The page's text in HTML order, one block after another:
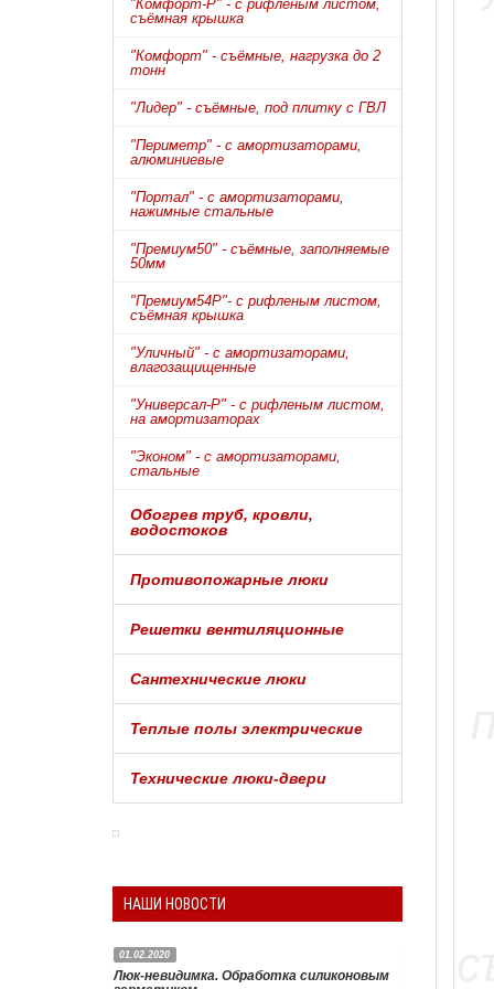
"Комфорт-Р" - с рифленым листом,
съёмная крышка
"Комфорт" - съёмные, нагрузка до 2
тонн
"Лидер" - съёмные, под плитку с ГВЛ
"Периметр" - с амортизаторами,
алюминиевые
"Портал" - с амортизаторами,
нажимные стальные
"Премиум50" - съёмные, заполняемые
50мм
"Премиум54Р"- с рифленым листом,
съёмная крышка
"Уличный" - с амортизаторами,
влагозащищенные
"Универсал-Р" - с рифленым листом,
на амортизаторах
"Эконом" - с амортизаторами,
стальные
Обогрев труб, кровли,
водостоков
Противопожарные люки
Решетки вентиляционные
Сантехнические люки
Теплые полы электрические
Технические люки-двери
НАШИ НОВОСТИ
01.02.2020
Люк-невидимка. Обработка силиконовым